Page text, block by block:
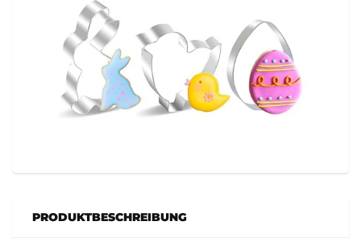
PRODUKTBESCHREIBUNG